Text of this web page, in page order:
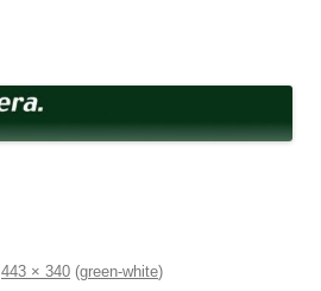
443 × 340 (green-white)